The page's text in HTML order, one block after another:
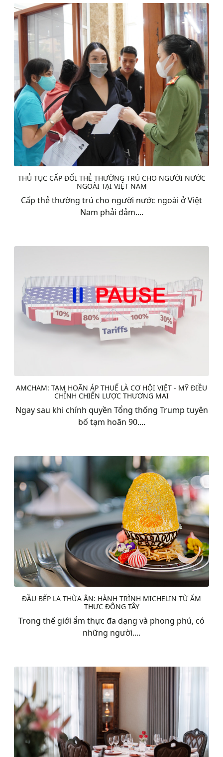
THỦ TỤC CẤP ĐỔI THẺ THƯỜNG TRÚ CHO NGƯỜI NƯỚC
NGOÀI TẠI VIỆT NAM
Cấp thẻ thường trú cho người nước ngoài ở Việt
Nam phải đảm....
AMCHAM: TẠM HOÃN ÁP THUẾ LÀ CƠ HỘI VIỆT - MỸ ĐIỀU
CHỈNH CHIẾN LƯỢC THƯƠNG MẠI
Ngay sau khi chính quyền Tổng thống Trump tuyên
bố tạm hoãn 90....
ĐẦU BẾP LA THỪA ÂN: HÀNH TRÌNH MICHELIN TỪ ẨM
THỰC ĐÔNG TÂY
Trong thế giới ẩm thực đa dạng và phong phú, có
những người....